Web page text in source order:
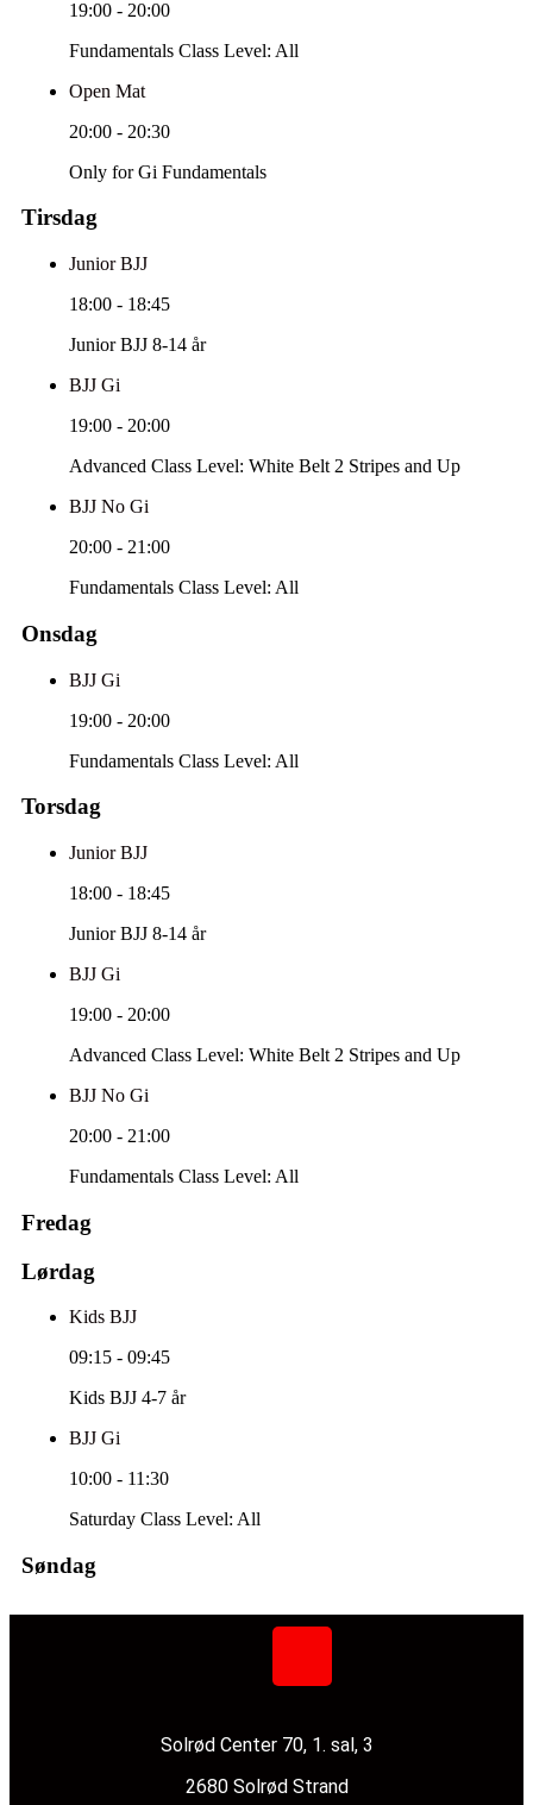
19:00 - 20:00
Fundamentals Class Level: All
Open Mat
20:00 - 20:30
Only for Gi Fundamentals
Tirsdag
Junior BJJ
18:00 - 18:45
Junior BJJ 8-14 år
BJJ Gi
19:00 - 20:00
Advanced Class Level: White Belt 2 Stripes and Up
BJJ No Gi
20:00 - 21:00
Fundamentals Class Level: All
Onsdag
BJJ Gi
19:00 - 20:00
Fundamentals Class Level: All
Torsdag
Junior BJJ
18:00 - 18:45
Junior BJJ 8-14 år
BJJ Gi
19:00 - 20:00
Advanced Class Level: White Belt 2 Stripes and Up
BJJ No Gi
20:00 - 21:00
Fundamentals Class Level: All
Fredag
Lørdag
Kids BJJ
09:15 - 09:45
Kids BJJ 4-7 år
BJJ Gi
10:00 - 11:30
Saturday Class Level: All
Søndag
Solrød Center 70, 1. sal, 3
2680 Solrød Strand